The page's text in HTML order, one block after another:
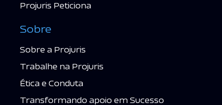
Projuris Peticiona
Sobre
Sobre a Projuris
Trabalhe na Projuris
Ética e Conduta
Transformando apoio em Sucesso